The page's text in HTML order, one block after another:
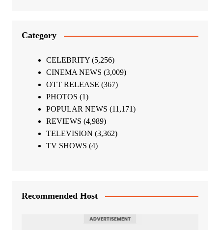
Category
CELEBRITY(5,256)
CINEMA NEWS (3,009)
OTT RELEASE (367)
PHOTOS (1)
POPULAR NEWS (11,171)
REVIEWS (4,989)
TELEVISION (3,362)
TV SHOWS (4)
Recommended Host